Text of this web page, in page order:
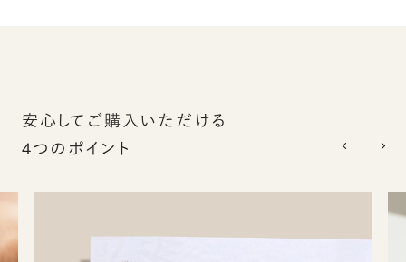
安心してご購入いただける
4つのポイント